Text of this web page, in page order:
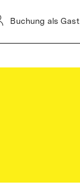
Buchung als Gast